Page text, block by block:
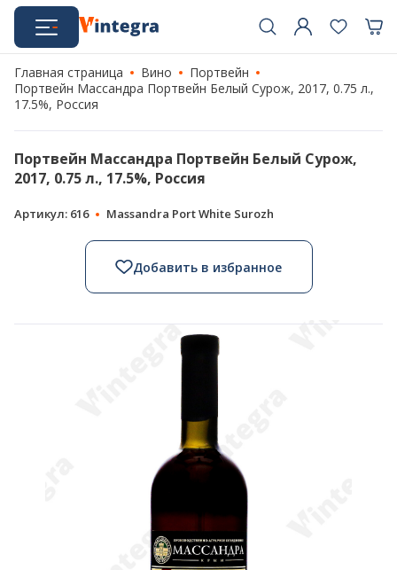
Главная страница Вино
Портвейн
Портвейн Массандра Портвейн Белый Сурож, 2017, 0.75 л.,
17.5%, Россия
Портвейн Массандра Портвейн Белый Сурож,
2017, 0.75 л., 17.5%, Россия
Артикул: 616 Massandra Port White Surozh
Добавить в избранное